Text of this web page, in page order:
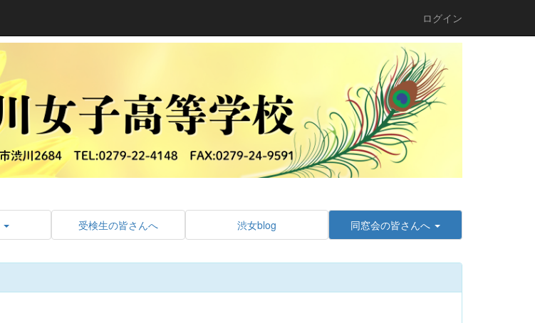
ログイン
受検生の皆さんへ 渋女blog 同窓会の皆さんへ